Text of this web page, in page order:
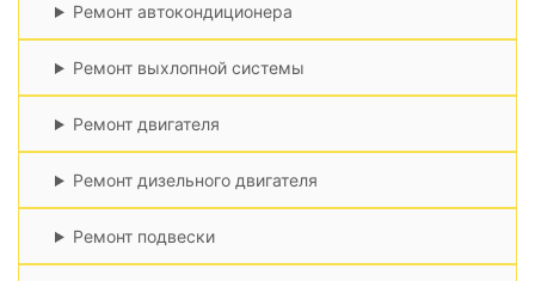
Ремонт автокондиционера
Ремонт выхлопной системы
Ремонт двигателя
Ремонт дизельного двигателя
Ремонт подвески